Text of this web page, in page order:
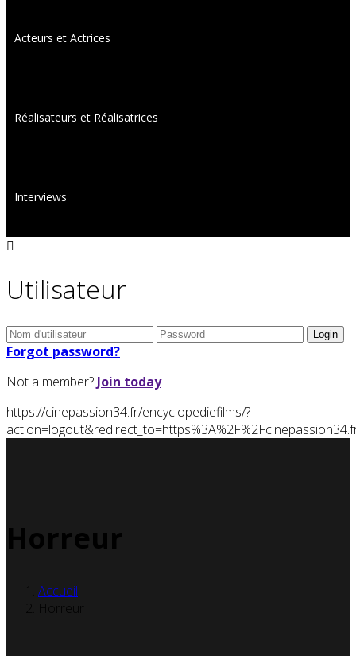
Acteurs et Actrices
Réalisateurs et Réalisatrices
Interviews
Utilisateur
Forgot password?
Not a member? Join today
https://cinepassion34.fr/encyclopediefilms/?
Horreur
Accueil